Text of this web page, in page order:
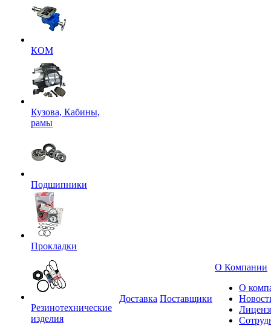
КОМ
Кузова, Кабины,
рамы
Подшипники
Прокладки
Резинотехнические
изделия
Доставка Поставщики
О Компании
О